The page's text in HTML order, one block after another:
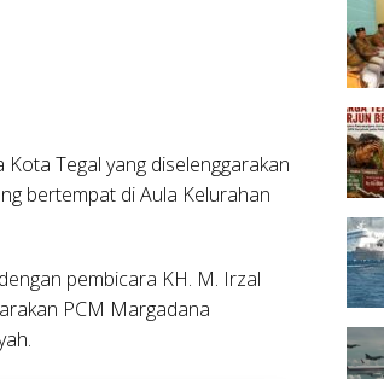
Tegal yang diselenggarakan
bertempat di Aula Kelurahan
pembicara KH. M. Irzal
PCM Margadana